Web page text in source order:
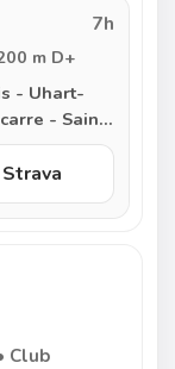
7h
m D+
- Saint
-
le Vieux -
Saint-Palais
Club